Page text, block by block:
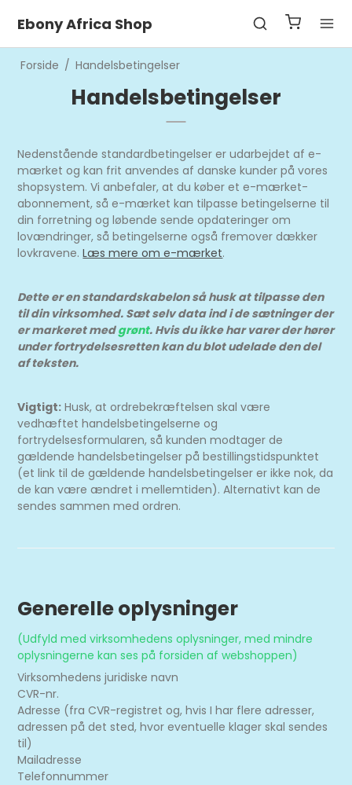
Ebony Africa Shop
Forside / Handelsbetingelser
Handelsbetingelser
Nedenstående standardbetingelser er udarbejdet af e-
mærket og kan frit anvendes af danske kunder på vores
shopsystem. Vi anbefaler, at du køber et e-mærket-
abonnement, så e-mærket kan tilpasse betingelserne til
din forretning og løbende sende opdateringer om
lovændringer, så betingelserne også fremover dækker
lovkravene.Læs mere om e-mærket.
Dette er en standardskabelon så husk at tilpasse den
til din virksomhed. Sæt selv data ind i de sætninger der
er markeret medgrønt. Hvis du ikke har varer der hører
under fortrydelsesretten kan du blot udelade den del
af teksten.
Vigtigt: Husk, at ordrebekræftelsen skal være
vedhæftet handelsbetingelserne og
fortrydelsesformularen, så kunden modtager de
gældende handelsbetingelser på bestillingstidspunktet
(et link til de gældende handelsbetingelser er ikke nok, da
de kan være ændret i mellemtiden). Alternativt kan de
sendes sammen med ordren.
Generelle oplysninger
(Udfyld med virksomhedens oplysninger, med mindre
oplysningerne kan ses på forsiden af webshoppen)
Virksomhedens juridiske navn
CVR-nr.
Adresse (fra CVR-registret og, hvis I har flere adresser,
adressen på det sted, hvor eventuelle klager skal sendes
til)
Mailadresse
Telefonnummer